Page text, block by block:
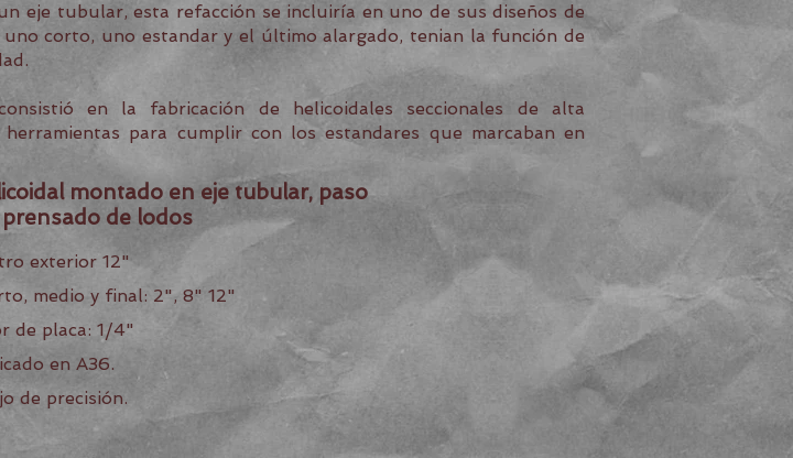
eje tubular, esta refacción se incluiría en uno de sus diseños de
corto, uno estandar y el último alargado, tenian la función de
en la fabricación de helicoidales seccionales de alta
para cumplir con los estandares que marcaban en
montado en eje tubular, paso
de lodos
exterior 12"
medio y final: 2", 8" 12"
de placa: 1/4"
en A36.
de precisión.